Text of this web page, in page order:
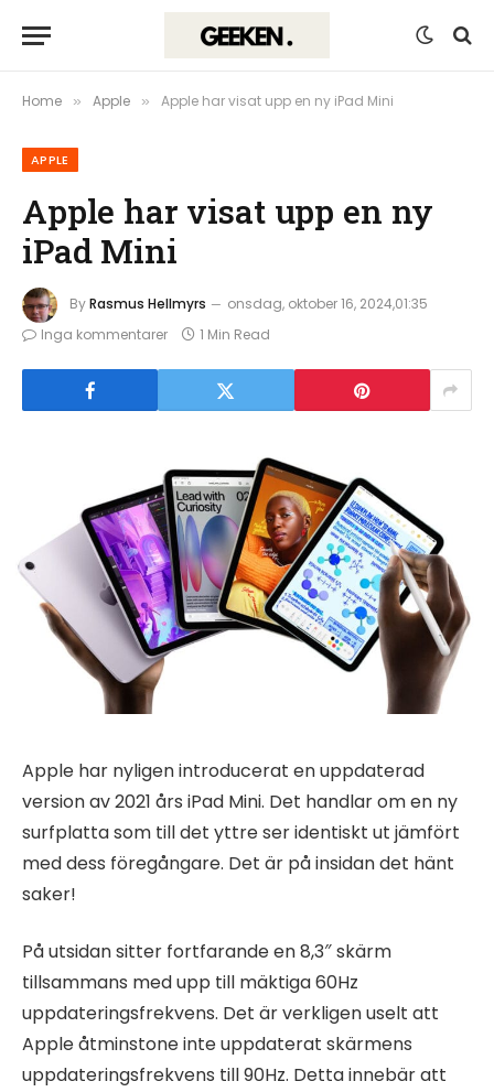
Home » Apple » Apple har visat upp en ny iPad Mini
APPLE
Apple har visat upp en ny
iPad Mini
ByRasmus Hellmyrs
onsdag, oktober 16, 2024,01:35
Inga kommentarer
1 Min Read
Apple har nyligen introducerat en uppdaterad
version av 2021 års iPad Mini. Det handlar om en ny
surfplatta som till det yttre ser identiskt ut jämfört
med dess föregångare. Det är på insidan det hänt
saker!
På utsidan sitter fortfarande en 8,3″ skärm
tillsammans med upp till mäktiga 60Hz
uppdateringsfrekvens. Det är verkligen uselt att
Apple åtminstone inte uppdaterat skärmens
uppdateringsfrekvens till 90Hz. Detta innebär att